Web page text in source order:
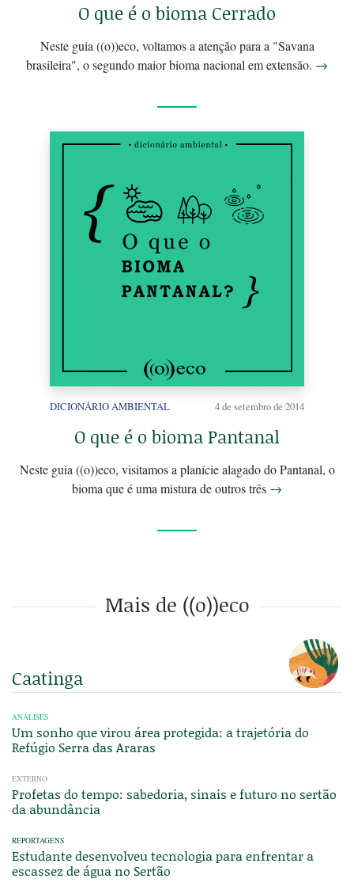
O que é o bioma Cerrado
Neste guia ((o))eco, voltamos a atenção para a "Savana
brasileira", o segundo maior bioma nacional em extensão. →
DICIONÁRIO AMBIENTAL 4 de setembro de 2014
O que é o bioma Pantanal
Neste guia ((o))eco, visitamos a planície alagado do Pantanal, o
bioma que é uma mistura de outros três →
Mais de ((o))eco
Caatinga
ANÁLISES
Um sonho que virou área protegida: a trajetória do
Refúgio Serra das Araras
EXTERNO
Profetas do tempo: sabedoria, sinais e futuro no sertão
da abundância
REPORTAGENS
Estudante desenvolveu tecnologia para enfrentar a
escassez de água no Sertão